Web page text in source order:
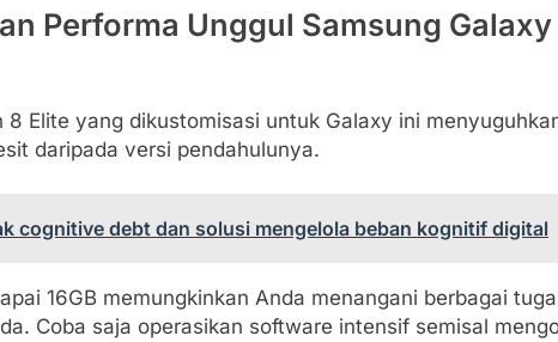
Performa Unggul Samsung
8 Elite yang dikustomisasi untuk Galaxy ini
daripada versi pendahulunya.
cognitive debt dan solusi mengelola beban kognitif digital
16GB memungkinkan Anda menangani berbagai
Coba saja operasikan software intensif semisal